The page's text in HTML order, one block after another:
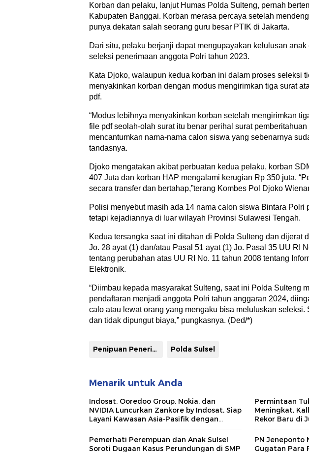
Korban dan pelaku, lanjut Humas Polda Sulteng, pernah
Kabupaten Banggai. Korban merasa percaya setelah
punya dekatan salah seorang guru besar PTIK di Jakarta.
Dari situ, pelaku berjanji dapat mengupayakan kelulusan
seleksi penerimaan anggota Polri tahun 2023.
Kata Djoko, walaupun kedua korban ini dalam proses seleksi
menyakinkan korban dengan modus mengirimkan tiga surat
pdf.
“Modus lebihnya menyakinkan korban setelah mengirimkan
file pdf seolah-olah surat itu benar perihal surat
mencantumkan nama-nama calon siswa yang sebenarnya
tandasnya.
Djoko mengatakan akibat perbuatan kedua pelaku, korban
407 Juta dan korban HAP mengalami kerugian Rp 350 juta.
secara transfer dan bertahap,”terang Kombes Pol Djoko
Polisi menyebut masih ada 14 nama calon siswa Bintara Polri
tetapi kejadiannya di luar wilayah Provinsi Sulawesi Tengah.
Kedua tersangka saat ini ditahan di Polda Sulteng dan dijerat
Jo. 28 ayat (1) dan/atau Pasal 51 ayat (1) Jo. Pasal 35 UU RI
tentang perubahan atas UU RI No. 11 tahun 2008 tentang
Elektronik.
“Diimbau kepada masyarakat Sulteng, saat ini Polda Sulteng
pendaftaran menjadi anggota Polri tahun anggaran 2024,
calo atau lewat orang yang mengaku bisa meluluskan seleksi.
dan tidak dipungut biaya,” pungkasnya. (Ded/*)
Penipuan Penerimaan Anggota Polri Tahun 2023 Polda Sulsel
Menarik untuk Anda
Indosat, Ooredoo Group, Nokia, dan
NVIDIA Luncurkan Zankore by Indosat, Siap
Layani Kawasan Asia-Pasifik dengan
Permintaan
Meningkat,
Rekor Baru di
Pemerhati Perempuan dan Anak Sulsel
Soroti Dugaan Kasus Perundungan di SMP
PN Jeneponto
Gugatan Para